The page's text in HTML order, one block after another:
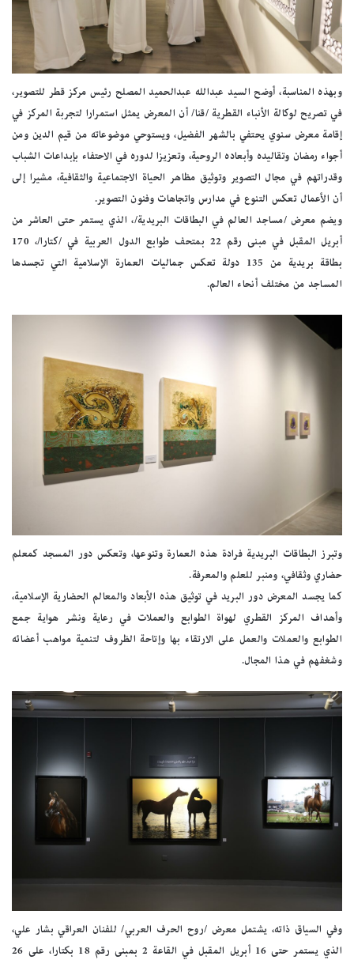
وبهذه المناسبة، أوضح السيد عبدالله عبدالحميد المصلح رئيس مركز قطر للتصوير،
في تصريح لوكالة الأنباء القطرية /قنا/ أن المعرض يمثل استمرارا لتجربة المركز في
إقامة معرض سنوي يحتفي بالشهر الفضيل، ويستوحي موضوعاته من قيم الدين ومن
أجواء رمضان وتقاليده وأبعاده الروحية، وتعزيزا لدوره في الاحتفاء بإبداعات الشباب
وقدراتهم في مجال التصوير وتوثيق مظاهر الحياة الاجتماعية والثقافية، مشيرا إلى
أن الأعمال تعكس التنوع في مدارس واتجاهات وفنون التصوير.
ويضم معرض /مساجد العالم في البطاقات البريدية/، الذي يستمر حتى العاشر من
أبريل المقبل في مبنى رقم 22 بمتحف طوابع الدول العربية في /كتارا/، 170
بطاقة بريدية من 135 دولة تعكس جماليات العمارة الإسلامية التي تجسدها
المساجد من مختلف أنحاء العالم.
وتبرز البطاقات البريدية فرادة هذه العمارة وتنوعها، وتعكس دور المسجد كمعلم
حضاري وثقافي، ومنبر للعلم والمعرفة.
كما يجسد المعرض دور البريد في توثيق هذه الأبعاد والمعالم الحضارية الإسلامية،
وأهداف المركز القطري لهواة الطوابع والعملات في رعاية ونشر هواية جمع
الطوابع والعملات والعمل على الارتقاء بها وإتاحة الظروف لتنمية مواهب أعضائه
وشغفهم في هذا المجال.
وفي السياق ذاته، يشتمل معرض /روح الحرف العربي/ للفنان العراقي بشار علي،
الذي يستمر حتى 16 أبريل المقبل في القاعة 2 بمبنى رقم 18 بكتارا، على 26